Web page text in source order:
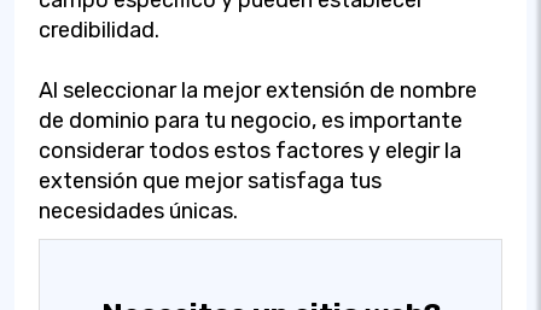
credibilidad.
Al seleccionar la mejor extensión de nombre
de dominio para tu negocio, es importante
considerar todos estos factores y elegir la
extensión que mejor satisfaga tus
necesidades únicas.